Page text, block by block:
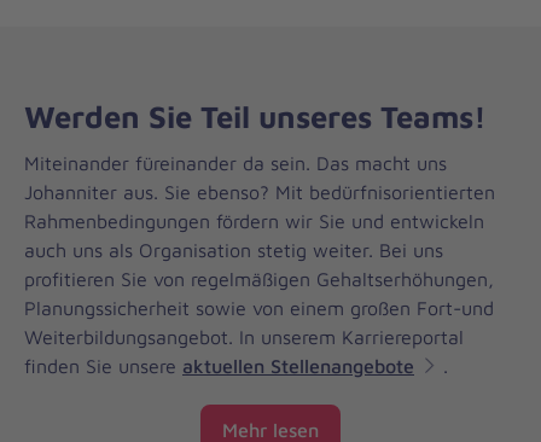
Werden Sie Teil unseres Teams!
Miteinander füreinander da sein. Das macht uns
Johanniter aus. Sie ebenso? Mit bedürfnisorientierten
Rahmenbedingungen fördern wir Sie und entwickeln
auch uns als Organisation stetig weiter. Bei uns
profitieren Sie von regelmäßigen Gehaltserhöhungen,
Planungssicherheit sowie von einem großen Fort-und
Weiterbildungsangebot. In unserem Karriereportal
finden Sie unsere aktuellen Stellenangebote .
Mehr lesen